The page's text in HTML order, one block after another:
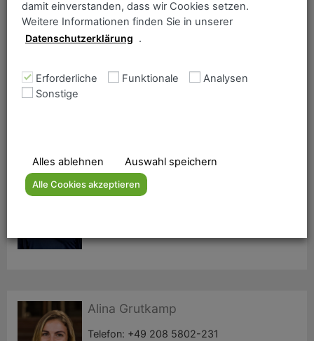
Michael Feldhoff
Silvia Lesch
Telefon:+49 208 5802-237
Alina Grutkamp
Telefon: +49 208 5802-231
damit einverstanden, dass wir Cookies setzen.
Weitere Informationen finden Sie in unserer
Datenschutzerklärung .
Erforderliche Funktionale
Analysen
Sonstige
Alles ablehnen Auswahl speichern
Alle Cookies akzeptieren